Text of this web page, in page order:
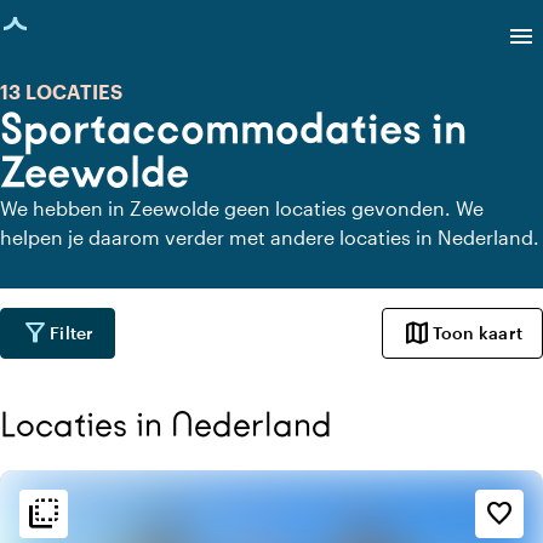
geladen
menu
Sportaccommodaties in
Zeewolde
13 LOCATIES
We hebben in Zeewolde geen locaties gevonden. We
helpen je daarom verder met andere locaties in Nederland.
filter_alt Filter map Toon kaart
Locaties in Nederland
flip_to_back favorite_border
flip_to_back Sfeer en esthetiek